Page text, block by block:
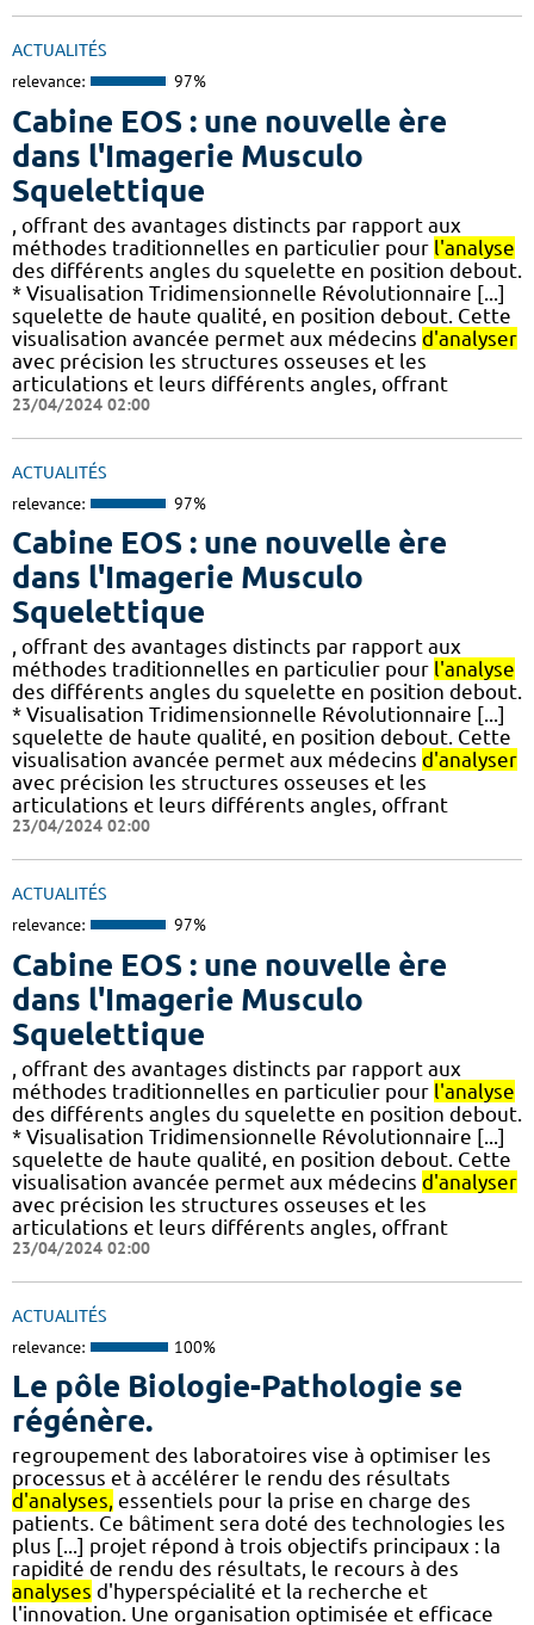
ACTUALITÉS
relevance: 97%
Cabine EOS : une nouvelle ère
dans l'Imagerie Musculo
Squelettique
, offrant des avantages distincts par rapport aux
méthodes traditionnelles en particulier pour l'analyse
des différents angles du squelette en position debout.
* Visualisation Tridimensionnelle Révolutionnaire [...]
squelette de haute qualité, en position debout. Cette
visualisation avancée permet aux médecins d'analyser
avec précision les structures osseuses et les
articulations et leurs différents angles, offrant
23/04/2024 02:00
ACTUALITÉS
relevance: 97%
Cabine EOS : une nouvelle ère
dans l'Imagerie Musculo
Squelettique
, offrant des avantages distincts par rapport aux
méthodes traditionnelles en particulier pour l'analyse
des différents angles du squelette en position debout.
* Visualisation Tridimensionnelle Révolutionnaire [...]
squelette de haute qualité, en position debout. Cette
visualisation avancée permet aux médecins d'analyser
avec précision les structures osseuses et les
articulations et leurs différents angles, offrant
23/04/2024 02:00
ACTUALITÉS
relevance: 97%
Cabine EOS : une nouvelle ère
dans l'Imagerie Musculo
Squelettique
, offrant des avantages distincts par rapport aux
méthodes traditionnelles en particulier pour l'analyse
des différents angles du squelette en position debout.
* Visualisation Tridimensionnelle Révolutionnaire [...]
squelette de haute qualité, en position debout. Cette
visualisation avancée permet aux médecins d'analyser
avec précision les structures osseuses et les
articulations et leurs différents angles, offrant
23/04/2024 02:00
ACTUALITÉS
relevance: 100%
Le pôle Biologie-Pathologie se
régénère.
regroupement des laboratoires vise à optimiser les
processus et à accélérer le rendu des résultats
d'analyses, essentiels pour la prise en charge des
patients. Ce bâtiment sera doté des technologies les
plus [...] projet répond à trois objectifs principaux : la
rapidité de rendu des résultats, le recours à des
analyses d'hyperspécialité et la recherche et
l'innovation. Une organisation optimisée et efficace